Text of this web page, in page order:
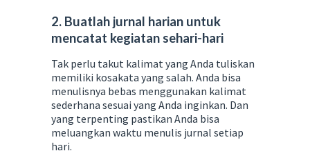
2. Buatlah jurnal harian untuk
mencatat kegiatan sehari-hari
Tak perlu takut kalimat yang Anda tuliskan
memiliki kosakata yang salah. Anda bisa
menulisnya bebas menggunakan kalimat
sederhana sesuai yang Anda inginkan. Dan
yang terpenting pastikan Anda bisa
meluangkan waktu menulis jurnal setiap
hari.